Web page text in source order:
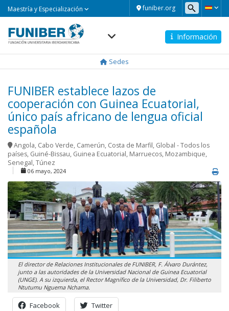
funiber.org
Maestría y Especialización
Información
Sedes
FUNIBER establece lazos de
cooperación con Guinea Ecuatorial,
único país africano de lengua oficial
española
Angola, Cabo Verde, Camerún, Costa de Marfil, Global - Todos los
países, Guiné-Bissau, Guinea Ecuatorial, Marruecos, Mozambique,
Senegal,Túnez
06 mayo, 2024
El director de Relaciones Institucionales de FUNIBER, F. Álvaro Durántez,
junto a las autoridades de la Universidad Nacional de Guinea Ecuatorial
(UNGE). A su izquierda, el Rector Magnífico de la Universidad, Dr. Filiberto
Ntutumu Nguema Nchama.
Facebook Twitter